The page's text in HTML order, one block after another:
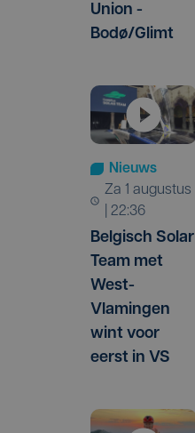
Union -
Bodø/Glimt
Nieuws
za 1 augustus
| 22:36
Belgisch Solar
Team met
West-
Vlamingen
wint voor
eerst in VS